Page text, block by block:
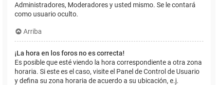
Administradores, Moderadores y usted mismo. Se le contará
como usuario oculto.
Arriba
¡La hora en los foros no es correcta!
Es posible que esté viendo la hora correspondiente a otra zona
horaria. Si este es el caso, visite el Panel de Control de Usuario
y defina su zona horaria de acuerdo a su ubicación, e.j.